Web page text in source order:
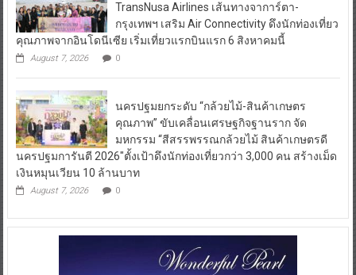
TransNusa Airlines เส้นทางจาการ์ตา-
กรุงเทพฯ เสริม Air Connectivity ดึงนักท่องเที่ยว
คุณภาพจากอินโดนีเซีย เริ่มเที่ยวแรกบินแรก 6 สิงหาคมนี้
August 7, 2026 0
นครปฐมยกระดับ “กล้วยไม้-สินค้าเกษตร
คุณภาพ” ขับเคลื่อนเศรษฐกิจฐานราก จัด
มหกรรม “สีสรรพรรณกล้วยไม้ สินค้าเกษตรดี
นครปฐมการันตี 2026″ตั้งเป้าดึงนักท่องเที่ยวกว่า 3,000 คน สร้างเม็ด
เงินหมุนเวียน 10 ล้านบาท
August 7, 2026 0